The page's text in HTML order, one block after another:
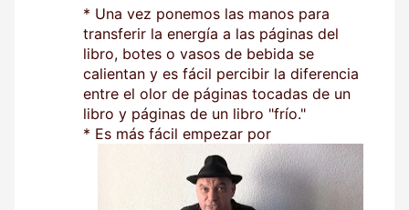
* Una vez ponemos las manos para
transferir la energía a las páginas del
libro, botes o vasos de bebida se
calientan y es fácil percibir la diferencia
entre el olor de páginas tocadas de un
libro y páginas de un libro "frío."
* Es más fácil empezar por